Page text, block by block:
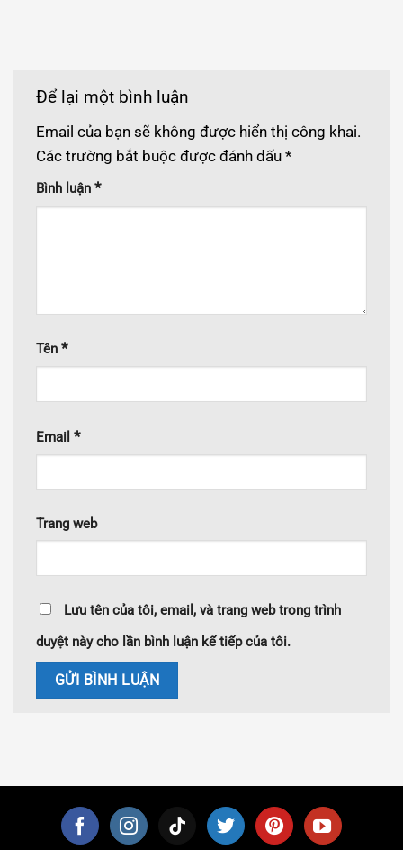
Để lại một bình luận
Email của bạn sẽ không được hiển thị công khai.
Các trường bắt buộc được đánh dấu *
Bình luận *
Tên *
Email *
Trang web
Lưu tên của tôi, email, và trang web trong trình
duyệt này cho lần bình luận kế tiếp của tôi.